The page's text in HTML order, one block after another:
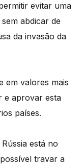
evitar uma
abdicar de
da invasão da
em valores mais
e aprovar esta
países.
está no
travar a